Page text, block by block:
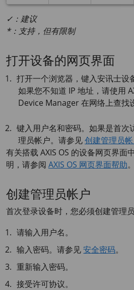
✓：建议
*：支持，但有限制
打开设备的网页界面
打开一个浏览器，键入安讯士设
如果您不知道 IP 地址，请使用
Device Manager 在网络上查找
键入用户名和密码。如果是首次
理员帐户。请参见创建管理员
有关搭载 AXIS OS 的设备网页界面
明，请参阅 AXIS OS 网页界面帮助。
创建管理员帐户
首次登录设备时，您必须创建管理员
请输入用户名。
输入密码。请参见安全密码。
重新输入密码。
接受许可协议。